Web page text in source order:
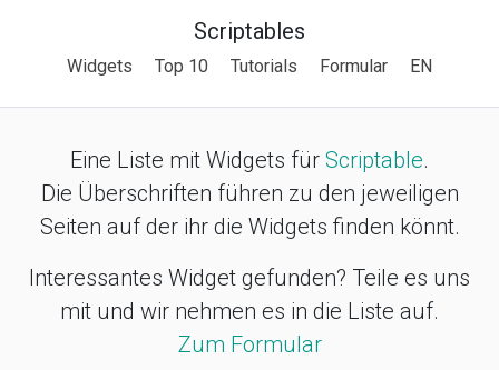
Scriptables
Widgets Top 10 Tutorials Formular EN
Eine Liste mit Widgets für Scriptable.
Die Überschriften führen zu den jeweiligen
Seiten auf der ihr die Widgets finden könnt.
Interessantes Widget gefunden? Teile es uns
mit und wir nehmen es in die Liste auf.
Zum Formular